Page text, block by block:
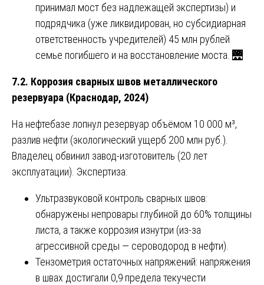
принимал мост без надлежащей экспертизы) и
подрядчика (уже ликвидирован, но субсидиарная
ответственность учредителей) 45 млн рублей
семье погибшего и на восстановление моста. 🌉
7.2. Коррозия сварных швов металлического
резервуара (Краснодар, 2024)
На нефтебазе лопнул резервуар объёмом 10 000 м³,
разлив нефти (экологический ущерб 200 млн руб.).
Владелец обвинил завод-изготовитель (20 лет
эксплуатации). Экспертиза:
Ультразвуковой контроль сварных швов:
обнаружены непровары глубиной до 60% толщины
листа, а также коррозия изнутри (из-за
агрессивной среды — сероводород в нефти).
Тензометрия остаточных напряжений: напряжения
в швах достигали 0,9·предела текучести